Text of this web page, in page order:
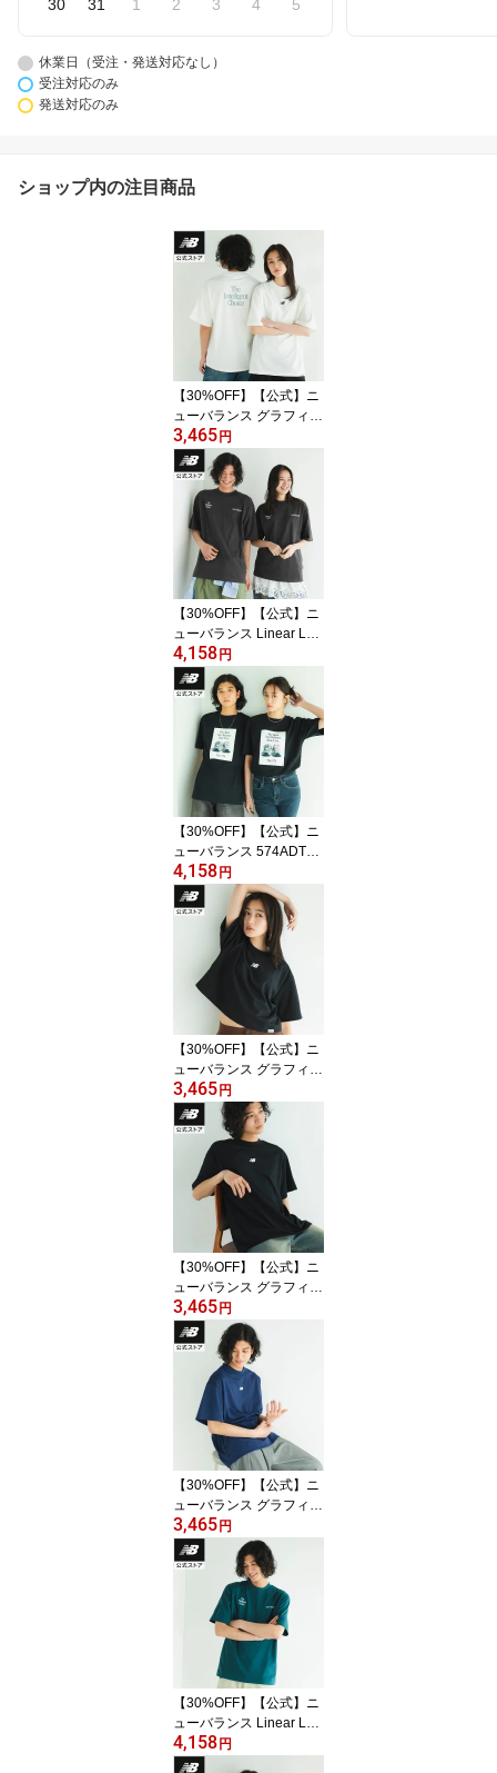
30 31 1 2 3 4 5
休業日（受注・発送対応なし）
受注対応のみ
発送対応のみ
ショップ内の注目商品
【30%OFF】【公式】ニ
ューバランス グラフィッ
クTシャツ アパレル 半袖
カジュアル 快適 屋内 屋
外 メンズ 男性 吸汗 速乾
ドライ リフレクト
3,465円
【30%OFF】【公式】ニ
ューバランス Linear Log
o T-Shirt アパレル Tシャ
ツ 半袖 運動 スポーツ カ
ジュアル 快適 ファッシ
ョン 屋内 屋外 贈り物 ギ
フト メンズ 男性
4,158円
【30%OFF】【公式】ニ
ューバランス 574ADTシ
ャツ アパレル 半袖 カジ
ュアル 快適 屋内 屋外 メ
ンズ 男性 コットン
4,158円
【30%OFF】【公式】ニ
ューバランス グラフィッ
クTシャツ アパレル 半袖
カジュアル 快適 屋内 屋
外 レディース ウィメン
ズ 女性 吸汗 速乾 ドライ
リフレクト
3,465円
【30%OFF】【公式】ニ
ューバランス グラフィッ
クTシャツ アパレル 半袖
カジュアル 快適 屋内 屋
外 メンズ 男性 吸汗 速乾
ドライ リフレクト
3,465円
【30%OFF】【公式】ニ
ューバランス グラフィッ
クTシャツ アパレル 半袖
カジュアル 快適 屋内 屋
外 メンズ 男性 吸汗 速乾
ドライ リフレクト
3,465円
【30%OFF】【公式】ニ
ューバランス Linear Log
o T-Shirt アパレル Tシャ
ツ 半袖 運動 スポーツ カ
4,158円